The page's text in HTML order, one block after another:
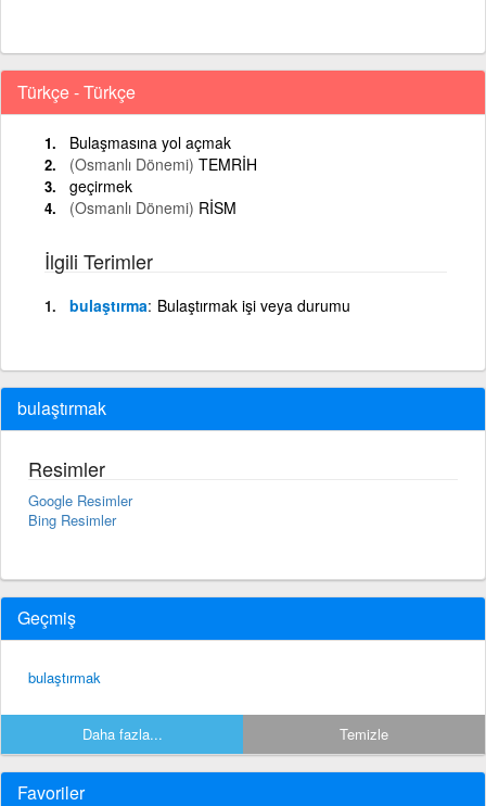
Türkçe - Türkçe
Bulaşmasına yol açmak
(Osmanlı Dönemi) TEMRİH
geçirmek
(Osmanlı Dönemi) RİSM
İlgili Terimler
bulaştırma Bulaştırmak işi veya durumu
bulaştırmak
Resimler
Google Resimler
Bing Resimler
Geçmiş
bulaştırmak
Daha fazla... Temizle
Favoriler